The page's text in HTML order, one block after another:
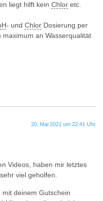
liegt hilft kein Chlor etc.
- und Chlor Dosierung per
an Wasserqualität
20. Mai 2021 um 22:41 Uhr
Videos, haben mir letztes
viel geholfen.
deinem Gutschein